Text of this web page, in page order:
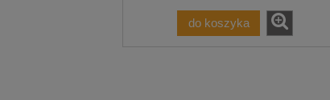
do koszyka